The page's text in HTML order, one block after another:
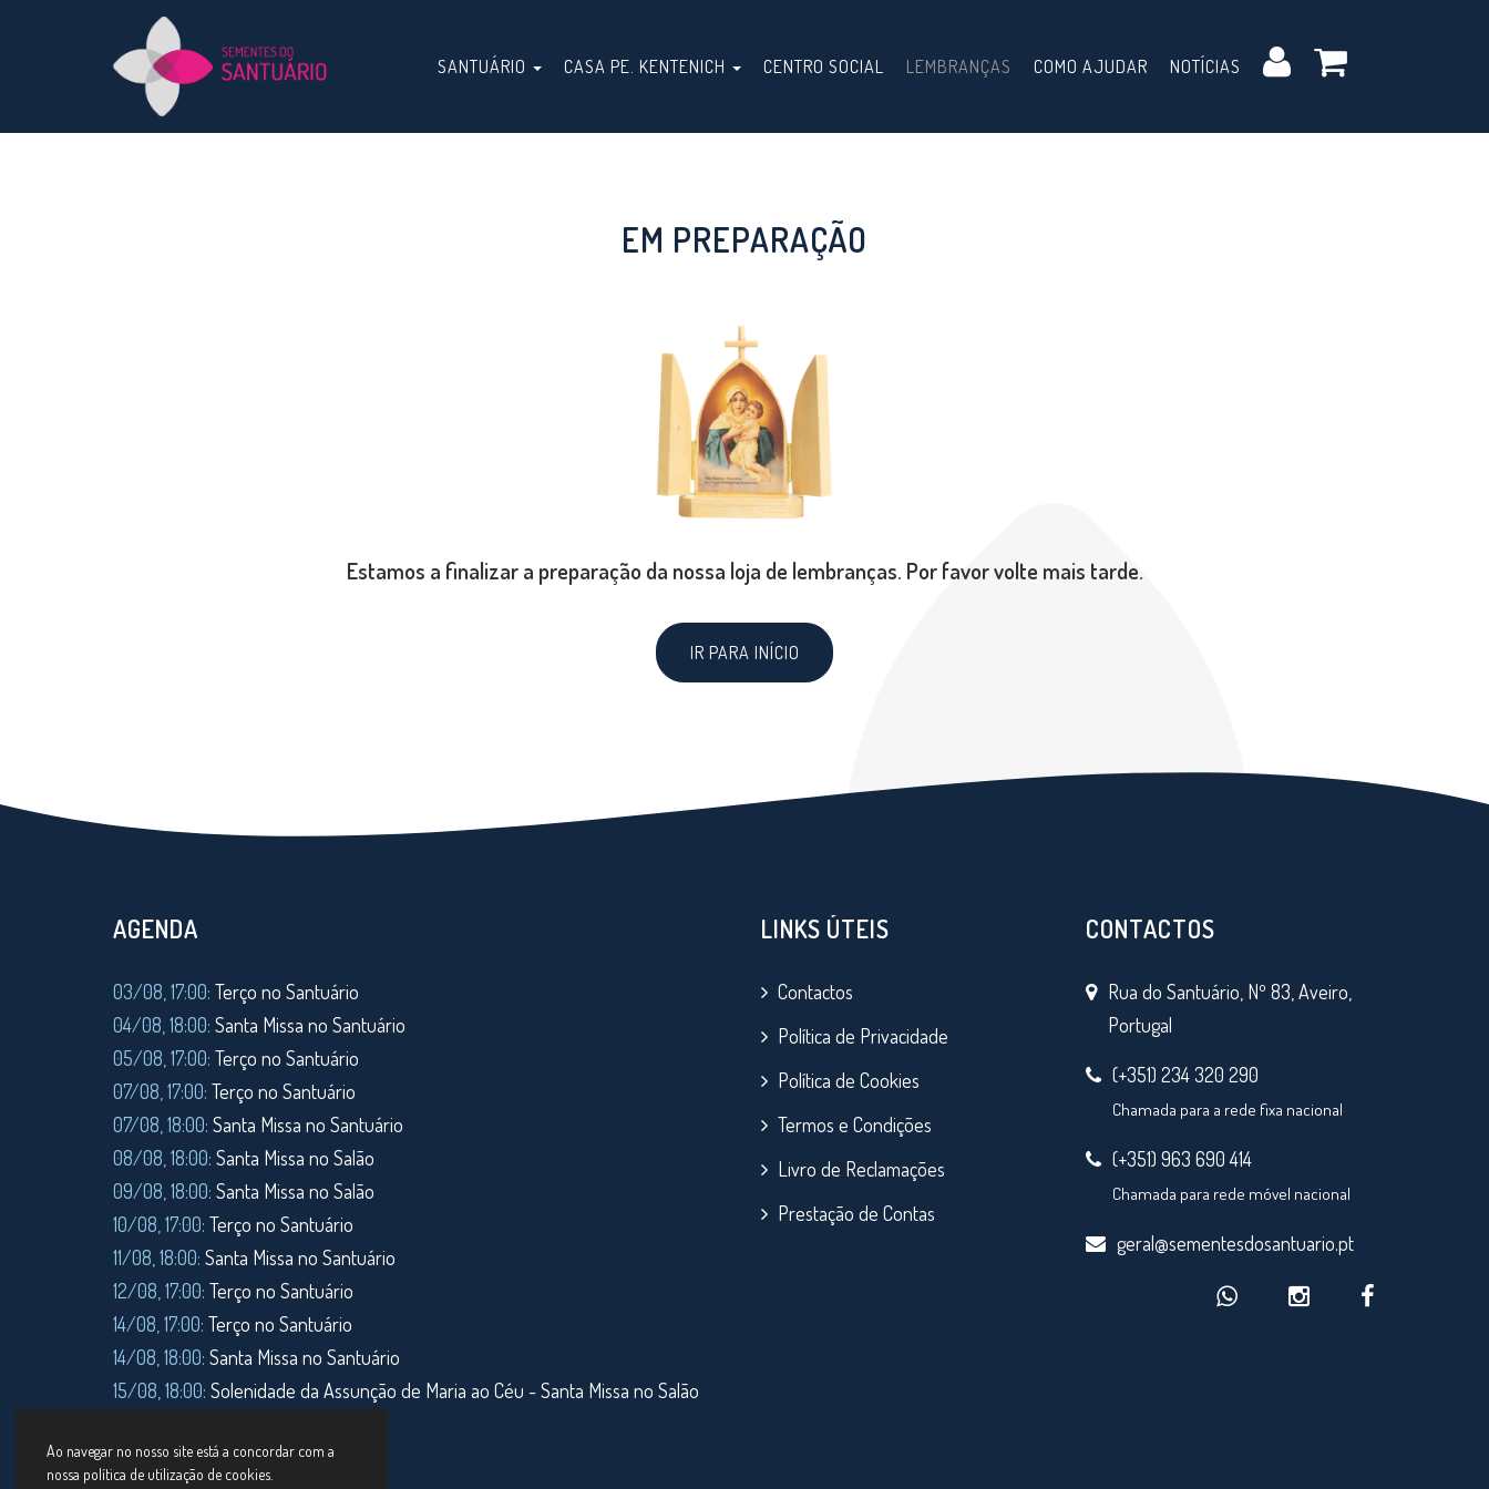
Ao navegar no nosso site está a concordar com a
nossa política de utilização de cookies.
SANTUÁRIO CASA PE. KENTENICH CENTRO SOCIAL LEMBRANÇAS COMO AJUDAR NOTÍCIAS
EM PREPARAÇÃO
Estamos a finalizar a preparação da nossa loja de lembranças. Por favor volte mais tarde.
IR PARA INÍCIO
AGENDA
03/08, 17:00: Terço no Santuário
04/08, 18:00: Santa Missa no Santuário
05/08, 17:00: Terço no Santuário
07/08, 17:00: Terço no Santuário
07/08, 18:00: Santa Missa no Santuário
08/08, 18:00: Santa Missa no Salão
09/08, 18:00: Santa Missa no Salão
10/08, 17:00: Terço no Santuário
11/08, 18:00: Santa Missa no Santuário
12/08, 17:00: Terço no Santuário
14/08, 17:00: Terço no Santuário
14/08, 18:00: Santa Missa no Santuário
15/08, 18:00: Solenidade da Assunção de Maria ao Céu - Santa Missa no Salão
LINKS ÚTEIS
Contactos
Política de Privacidade
Política de Cookies
Termos e Condições
Livro de Reclamações
Prestação de Contas
CONTACTOS
Rua do Santuário, Nº 83, Aveiro,
Portugal
(+351) 234 320 290
Chamada para a rede fixa nacional
(+351) 963 690 414
Chamada para rede móvel nacional
geral@sementesdosantuario.pt